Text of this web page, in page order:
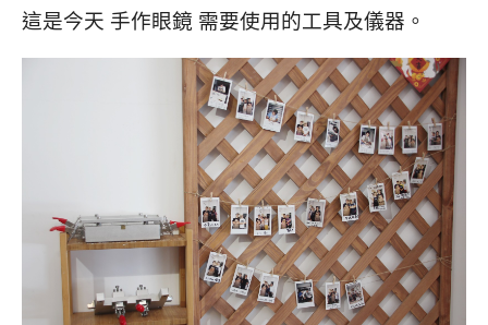
這是今天 手作眼鏡 需要使用的工具及儀器。